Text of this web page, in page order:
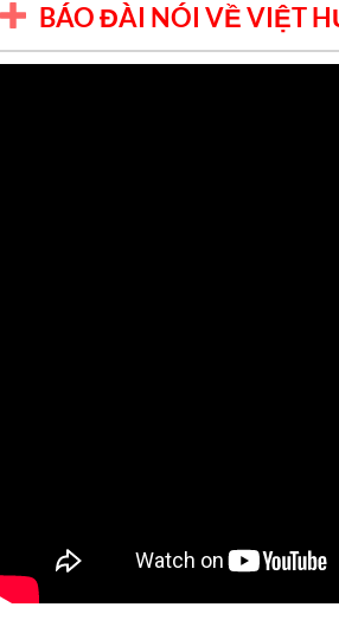
BÁO ĐÀI NÓI VỀ VIỆT